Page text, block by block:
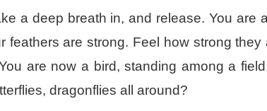
a deep breath in, and release. You are
feathers are strong. Feel how strong
are now a bird, standing among a
dragonflies all around?